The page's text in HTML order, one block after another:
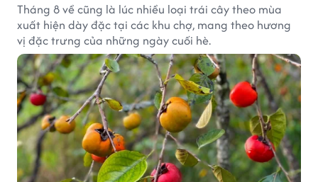
Tháng 8 về cũng là lúc nhiều loại trái cây theo mùa
xuất hiện dày đặc tại các khu chợ, mang theo hương
vị đặc trưng của những ngày cuối hè.